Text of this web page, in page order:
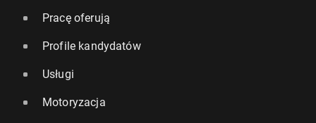
Pracę oferują
Profile kandydatów
Usługi
Motoryzacja